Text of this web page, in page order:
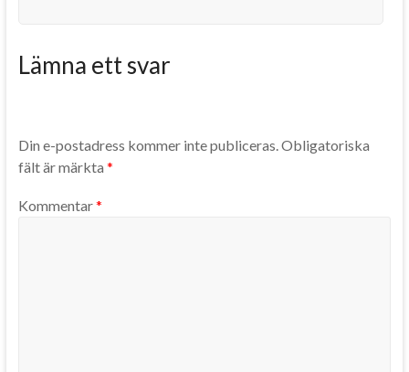
Lämna ett svar
Din e-postadress kommer inte publiceras.Obligatoriska
fält är märkta *
Kommentar*